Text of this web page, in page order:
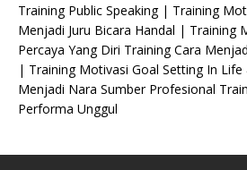
Training Public Speaking | Training
Menjadi Juru Bicara Handal | Training
Percaya Yang Diri Training Cara
| Training Motivasi Goal Setting In Life
Menjadi Nara Sumber Profesional
Performa Unggul